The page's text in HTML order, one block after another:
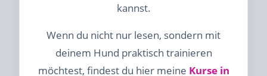
kannst.
Wenn du nicht nur lesen, sondern mit
deinem Hund praktisch trainieren
möchtest, findest du hier meine Kurse in